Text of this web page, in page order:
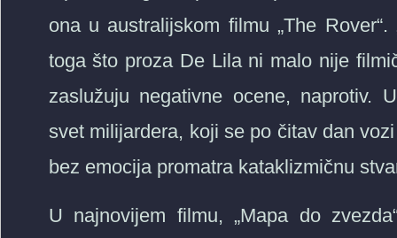
ona u australijskom filmu „The
toga što proza De Lila ni malo nije
zaslužuju negativne ocene, naprotiv.
svet milijardera, koji se po čitav dan
bez emocija promatra kataklizmičnu
U najnovijem filmu, „Mapa do